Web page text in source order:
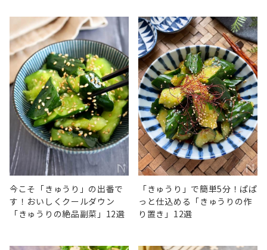
今こそ「きゅうり」の出番で
す！おいしくクールダウン
「きゅうりの絶品副菜」12選
「きゅうり」で簡単5分！ぱぱ
っと仕込める「きゅうりの作
り置き」12選